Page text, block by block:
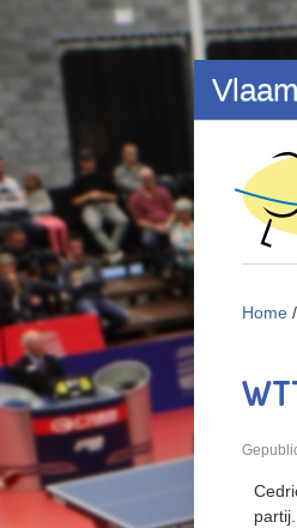
Overslaan en naar de inhoud gaan
Home /